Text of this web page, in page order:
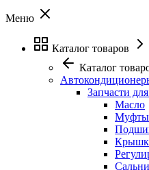
Меню
Каталог товаров
Каталог
Запчасти
Масло
Муфты